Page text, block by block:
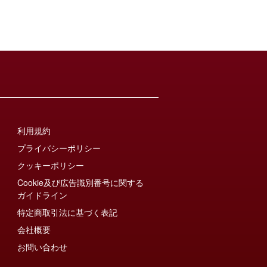
利用規約
プライバシーポリシー
クッキーポリシー
Cookie及び広告識別番号に関する
ガイドライン
特定商取引法に基づく表記
会社概要
お問い合わせ